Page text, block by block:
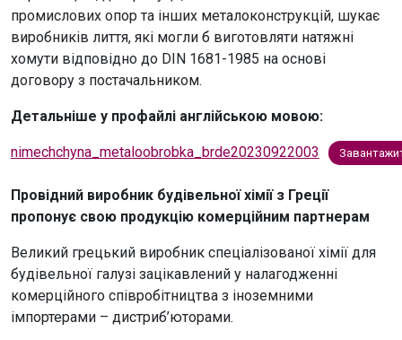
промислових опор та інших металоконструкцій, шукає
виробників лиття, які могли б виготовляти натяжні
хомути відповідно до DIN 1681-1985 на основі
договору з постачальником.
Детальніше у профайлі англійською мовою:
nimechchyna_metaloobrobka_brde20230922003
Провідний виробник будівельної хімії з Греції
пропонує свою продукцію комерційним партнерам
Великий грецький виробник спеціалізованої хімії для
будівельної галузі зацікавлений у налагодженні
комерційного співробітництва з іноземними
імпортерами – дистриб’юторами.